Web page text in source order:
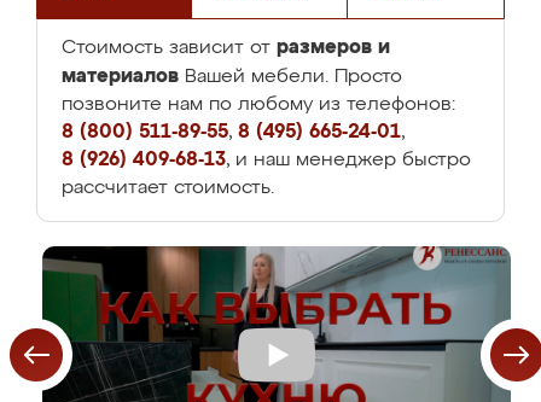
Стоимость зависит от размеров и
материалов Вашей мебели. Просто
позвоните нам по любому из телефонов:
8 (800) 511-89-55, 8 (495) 665-24-01,
8 (926) 409-68-13, и наш менеджер быстро
рассчитает стоимость.